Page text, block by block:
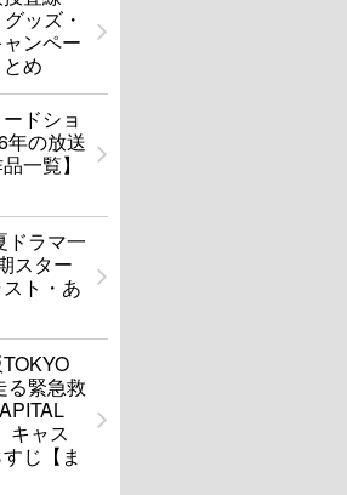
ッズ・
ンペー
め
ードショ
年の放送
一覧】
ドラマ一
スター
ト・あ
TOKYO
る緊急救
キャス
じ【ま